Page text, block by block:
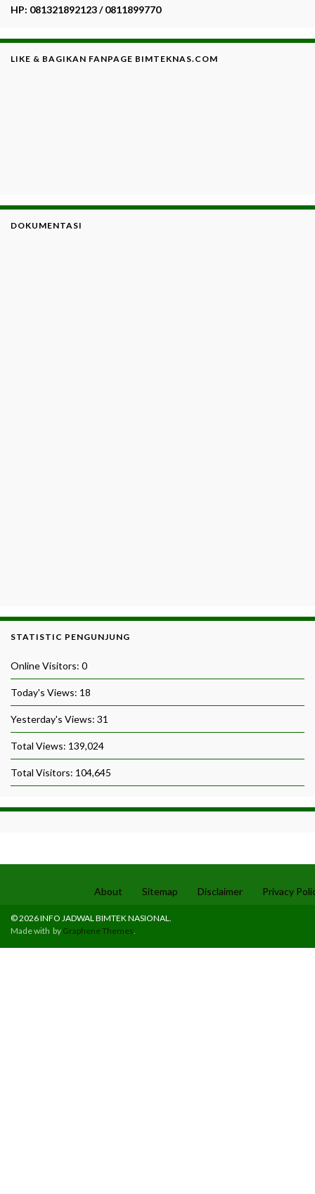
HP: 081321892123 / 0811899770
LIKE & BAGIKAN FANPAGE BIMTEKNAS.COM
DOKUMENTASI
STATISTIC PENGUNJUNG
Online Visitors: 0
Today's Views: 18
Yesterday's Views: 31
Total Views: 139,024
Total Visitors: 104,645
About Sitemap Disclaimer Privacy
© 2026 INFO JADWAL BIMTEK NASIONAL.
Made with by Graphene Themes